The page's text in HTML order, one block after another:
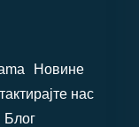
Новине
нас
Блог